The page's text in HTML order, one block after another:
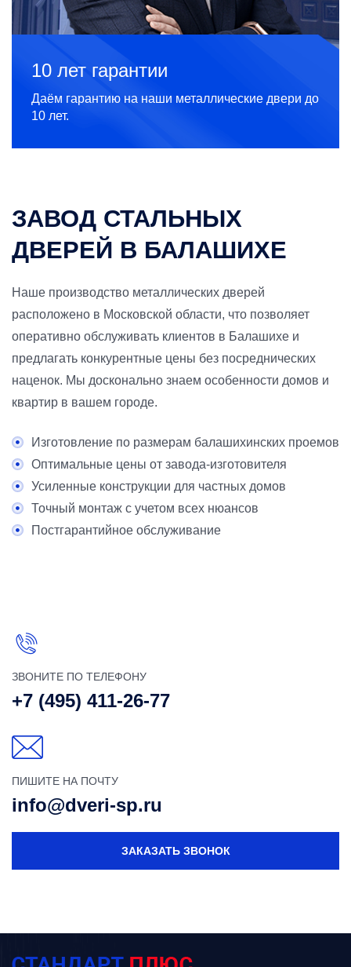
10 лет гарантии
Даём гарантию на наши металлические двери до
10 лет.
ЗАВОД СТАЛЬНЫХ
ДВЕРЕЙ В БАЛАШИХЕ
Наше производство металлических дверей
расположено в Московской области, что позволяет
оперативно обслуживать клиентов в Балашихе и
предлагать конкурентные цены без посреднических
наценок. Мы досконально знаем особенности домов и
квартир в вашем городе.
Изготовление по размерам балашихинских проемов
Оптимальные цены от завода-изготовителя
Усиленные конструкции для частных домов
Точный монтаж с учетом всех нюансов
Постгарантийное обслуживание
ЗВОНИТЕ ПО ТЕЛЕФОНУ
+7 (495) 411-26-77
ПИШИТЕ НА ПОЧТУ
info@dveri-sp.ru
ЗАКАЗАТЬ ЗВОНОК